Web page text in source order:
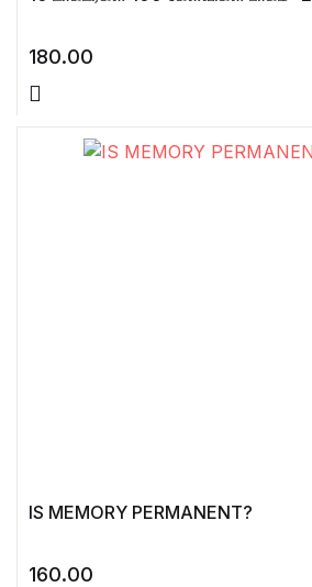
180.00
IS MEMORY PERMANENT?
160.00